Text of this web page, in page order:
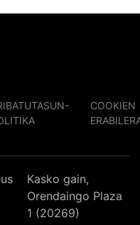
COOKIEN
Kasko gain,
Orendaingo Plaza
1 (20269)